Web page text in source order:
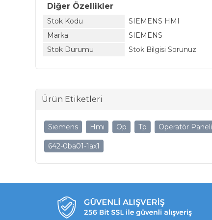
Diğer Özellikler
Stok Kodu
SIEMENS HMI
Marka
SIEMENS
Stok Durumu
Stok Bilgisi Sorunuz
Ürün Etiketleri
Sıemens Hmı Op Tp Operatör Paneli
642-0ba01-1ax1